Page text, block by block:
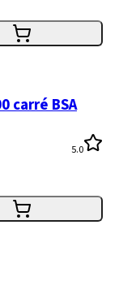
carré BSA
5.0